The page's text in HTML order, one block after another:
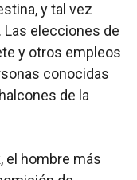
y tal vez
Las elecciones de
y otros empleos
conocidas
de la
el hombre más